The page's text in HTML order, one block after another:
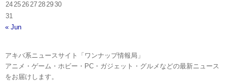
24252627282930
31
« Jun
アキバ系ニュースサイト「ワンナップ情報局」
アニメ・ゲーム・ホビー・PC・ガジェット・グルメなどの最新ニュース
をお届けします。